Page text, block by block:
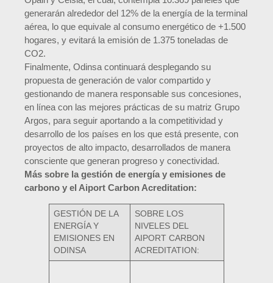
generarán alrededor del 12% de la energía de la terminal
aérea, lo que equivale al consumo energético de +1.500
hogares, y evitará la emisión de 1.375 toneladas de
CO2.
Finalmente, Odinsa continuará desplegando su
propuesta de generación de valor compartido y
gestionando de manera responsable sus concesiones,
en línea con las mejores prácticas de su matriz Grupo
Argos, para seguir aportando a la competitividad y
desarrollo de los países en los que está presente, con
proyectos de alto impacto, desarrollados de manera
consciente que generan progreso y conectividad.
Más sobre la gestión de energía y emisiones de
carbono y el Aiport Carbon Acreditation:
GESTIÓN DE LA
ENERGÍA Y
EMISIONES EN
ODINSA
SOBRE LOS
NIVELES DEL
AIPORT CARBON
ACREDITATION: